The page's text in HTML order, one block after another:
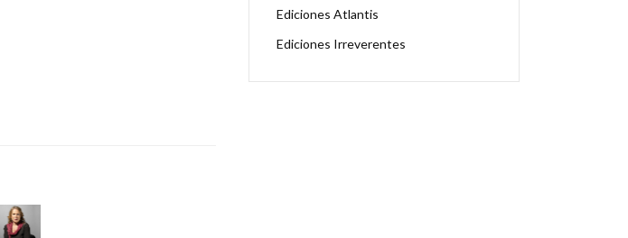
Ediciones Atlantis
Ediciones Irreverentes